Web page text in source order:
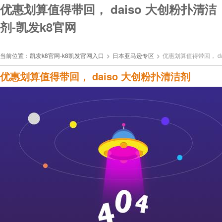
优惠划算值得带回， daiso 大创粉扑清洁
剂-凯发k8官网
当前位置： 凯发k8官网-k8凯发官网入口 > 日本亚马逊专区 > 优惠划算值得带回，
优惠划算值得带回， daiso 大创粉扑清洁剂